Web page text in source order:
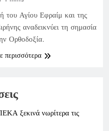
του Αγίου Εφραίμ και της
αναδεικνύει τη σημασία
Ορθοδοξία.
περισσότερα
ξεκινά νωρίτερα τις